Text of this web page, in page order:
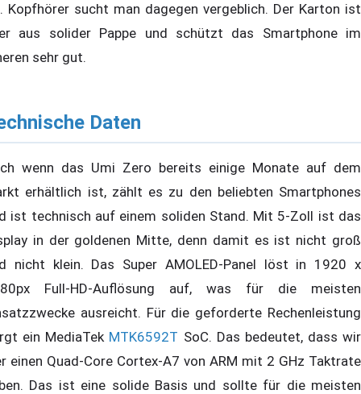
Kopfhörer sucht man dagegen vergeblich. Der Karton ist
aus solider Pappe und schützt das Smartphone im
sehr gut.
Daten
wenn das Umi Zero bereits einige Monate auf dem
erhältlich ist, zählt es zu den beliebten Smartphones
ist technisch auf einem soliden Stand. Mit 5-Zoll ist das
in der goldenen Mitte, denn damit es ist nicht groß
nicht klein. Das Super AMOLED-Panel löst in 1920 x
Full-HD-Auflösung auf, was für die meisten
ausreicht. Für die geforderte Rechenleistung
ein MediaTek MTK6592T SoC. Das bedeutet, dass wir
einen Quad-Core Cortex-A7 von ARM mit 2 GHz Taktrate
Das ist eine solide Basis und sollte für die meisten